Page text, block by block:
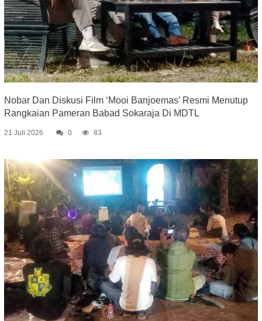
Nobar Dan Diskusi Film ‘Mooi Banjoemas’ Resmi Menutup
Rangkaian Pameran Babad Sokaraja Di MDTL
21 Juli 2026 0 83